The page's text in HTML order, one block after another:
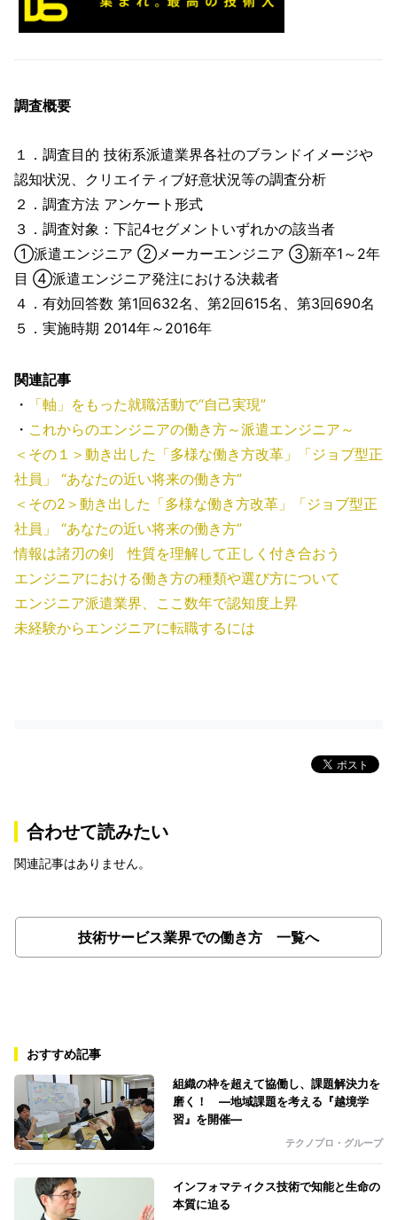
調査概要
１．調査目的 技術系派遣業界各社のブランドイメージや
認知状況、クリエイティブ好意状況等の調査分析
２．調査方法 アンケート形式
３．調査対象：下記4セグメントいずれかの該当者
①派遣エンジニア ②メーカーエンジニア ③新卒1～2年
目 ④派遣エンジニア発注における決裁者
４．有効回答数 第1回632名、第2回615名、第3回690名
５．実施時期 2014年～2016年
関連記事
・
「軸」をもった就職活動で“自己実現”
・ これからのエンジニアの働き方～派遣エンジニア～
＜その１＞動き出した「多様な働き方改革」「ジョブ型正
社員」 “あなたの近い将来の働き方”
＜その2＞動き出した「多様な働き方改革」「ジョブ型正
社員」 “あなたの近い将来の働き方”
情報は諸刃の剣 性質を理解して正しく付き合おう
エンジニアにおける働き方の種類や選び方について
エンジニア派遣業界、ここ数年で認知度上昇
未経験からエンジニアに転職するには
合わせて読みたい
関連記事はありません。
技術サービス業界での働き方 一覧へ
おすすめ記事
組織の枠を超えて協働し、課題解決力を
磨く！ ―地域課題を考える『越境学
習』を開催―
テクノプロ・グループ
インフォマティクス技術で知能と生命の
本質に迫る